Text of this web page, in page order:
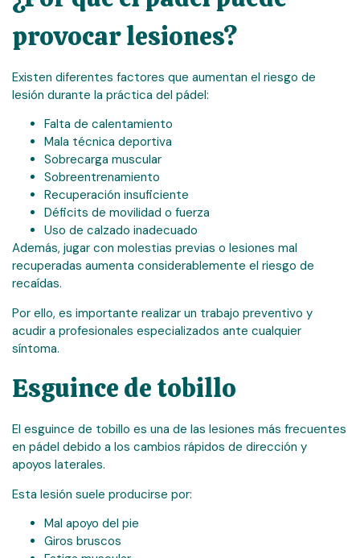
provocar lesiones?
Existen diferentes factores que aumentan el riesgo de
lesión durante la práctica del pádel:
Falta de calentamiento
Mala técnica deportiva
Sobrecarga muscular
Sobreentrenamiento
Recuperación insuficiente
Déficits de movilidad o fuerza
Uso de calzado inadecuado
Además, jugar con molestias previas o lesiones mal
recuperadas aumenta considerablemente el riesgo de
recaídas.
Por ello, es importante realizar un trabajo preventivo y
acudir a profesionales especializados ante cualquier
síntoma.
Esguince de tobillo
El esguince de tobillo es una de las lesiones más frecuentes
en pádel debido a los cambios rápidos de dirección y
apoyos laterales.
Esta lesión suele producirse por:
Mal apoyo del pie
Giros bruscos